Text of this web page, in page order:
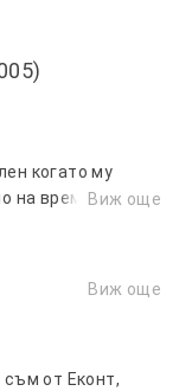
когато му
на време заВиж още
Виж още
от Еконт,